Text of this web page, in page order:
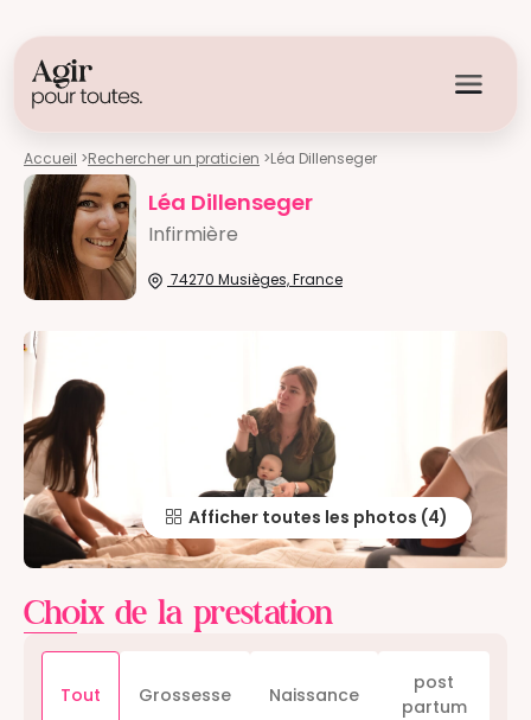
Accueil >Rechercher un praticien >Léa Dillenseger
Léa Dillenseger
Infirmière
74270 Musièges, France
Afficher toutes les photos
Choix de la prestation
Tout Grossesse Naissance
post
partum